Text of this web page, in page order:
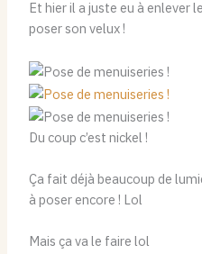
Et hier il a juste eu à enlever
poser son velux !
Du coup c’est nickel !
Ça fait déjà beaucoup de
à poser encore ! Lol
Mais ça va le faire lol